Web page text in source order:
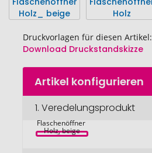
Druckvorlagen für diesen Artikel:
Download Druckstandskizze
Zum
Anfang
Bildgalerie
springen
Artikel konfigurieren
1. Veredelungsprodukt
Flaschenöffner
Holz, beige